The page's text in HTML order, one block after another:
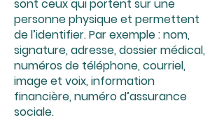
sont ceux qui portent sur une
personne physique et permettent
de l’identifier. Par exemple : nom,
signature, adresse, dossier médical,
numéros de téléphone, courriel,
image et voix, information
financière, numéro d’assurance
sociale.